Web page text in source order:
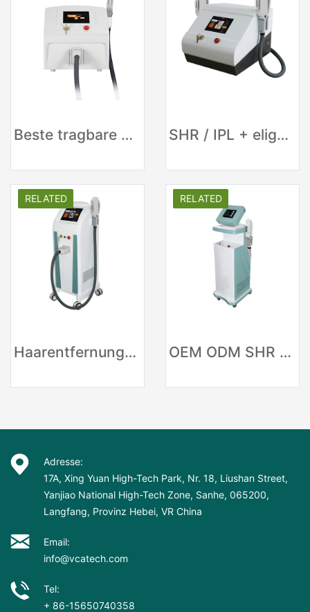
Beste tragbare Haarentfernungsmaschine ELIGHT SHR / IPL + elight + RF Epilation Machine zur Haarentfernung
RELATED
Haarentfernungssystem IPL SHR E-Lichtgerät
RELATED
OEM ODM SHR Hautpflege Haarentfernung
Adresse:
17A, Xing Yuan High-Tech Park, Nr. 18, Liushan Street,
Yanjiao National High-Tech Zone, Sanhe, 065200,
Langfang, Provinz Hebei, VR China
Email:
info@vcatech.com
Tel:
+ 86-15650740358